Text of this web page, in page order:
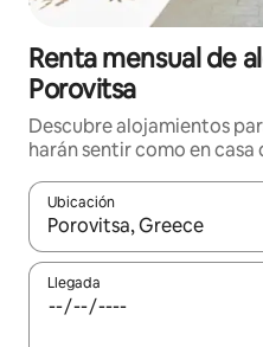
Renta mensual de
Porovitsa
Descubre alojamientos
harán sentir como en casa
Ubicación
Cuando los resultados
Llegada